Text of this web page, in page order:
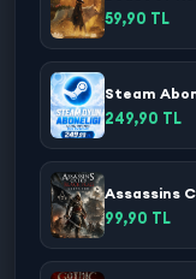
59,90 TL
Steam
249,90 TL
Assassins
99,90 TL